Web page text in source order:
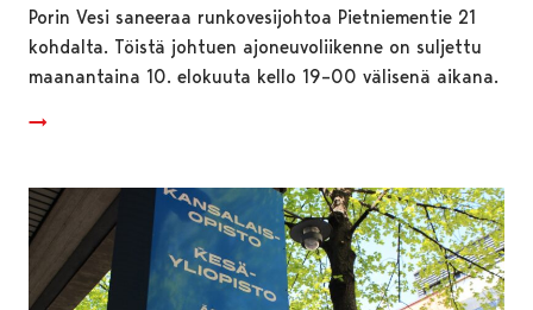
Porin Vesi saneeraa runkovesijohtoa Pietniementie 21
kohdalta. Töistä johtuen ajoneuvoliikenne on suljettu
maanantaina 10. elokuuta kello 19–00 välisenä aikana.